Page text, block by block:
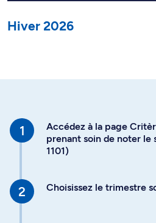
Hiver 2026
Accédez à la page
prenant soin de noter le
1101)
Choisissez le trimestre